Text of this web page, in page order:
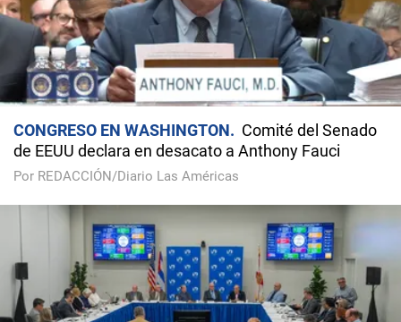
CONGRESO EN WASHINGTON
Comité del Senado
de EEUU declara en desacato a Anthony Fauci
Por REDACCIÓN/Diario Las Américas